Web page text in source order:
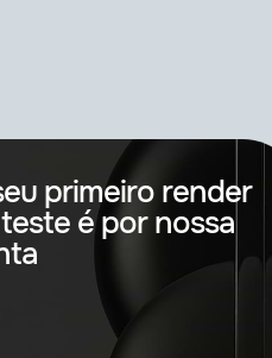
primeiro render
é por nossa